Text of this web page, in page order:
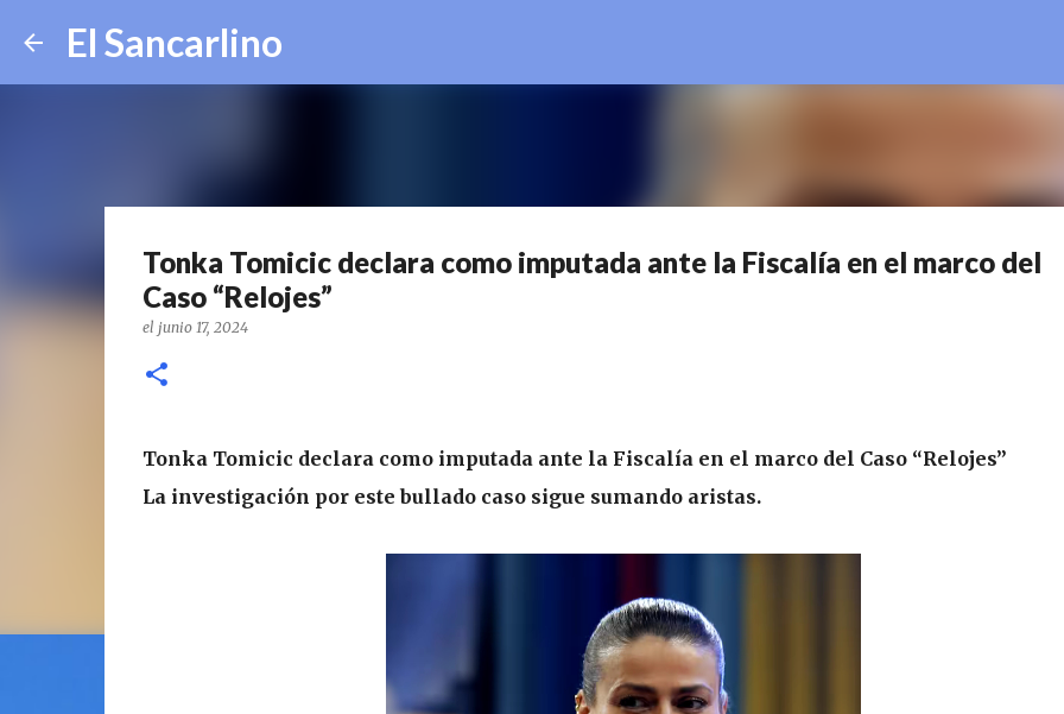
El Sancarlino
Tonka Tomicic declara como imputada ante la Fiscalía en el marco del
Caso “Relojes”
el junio 17, 2024
Tonka Tomicic declara como imputada ante la Fiscalía en el marco del Caso “Relojes”
La investigación por este bullado caso sigue sumando aristas.